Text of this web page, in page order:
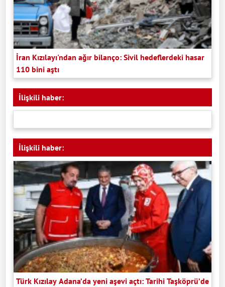
İran Kızılayı'ndan ağır bilanço: Sivil hedeflerdeki hasar
110 bini aştı
İlişkili haber:
İlişkili haber:
Türk Kızılay Adana’da yeni aşevi açtı: Tarihi Taşköprü’de